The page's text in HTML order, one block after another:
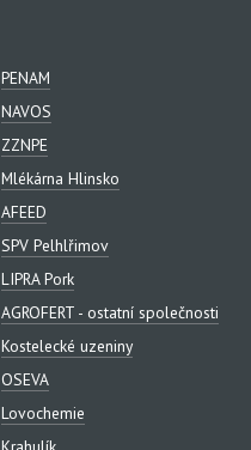
PENAM
NAVOS
ZZNPE
Mlékárna Hlinsko
AFEED
SPV Pelhlřimov
LIPRA Pork
AGROFERT - ostatní společnosti
Kostelecké uzeniny
OSEVA
Lovochemie